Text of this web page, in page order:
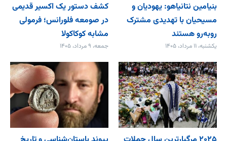
بنیامین نتانیاهو: یهودیان و
مسیحیان با تهدیدی مشترک
روبه‌رو هستند
یکشنبه، ۱۱ مرداد، ۱۴۰۵
کشف دستور یک اکسیر قدیمی
در صومعه فلورانس؛ فرمولی
مشابه کوکاکولا
جمعه، ۹ مرداد، ۱۴۰۵